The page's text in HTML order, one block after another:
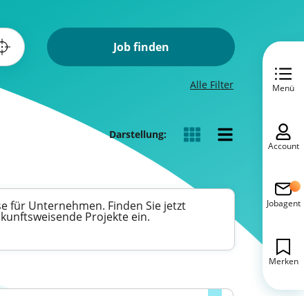
Job finden
Alle Filter
Darstellung:
für Unternehmen. Finden Sie jetzt
Projekte ein.
Menü
Account
Jobagent
Merken